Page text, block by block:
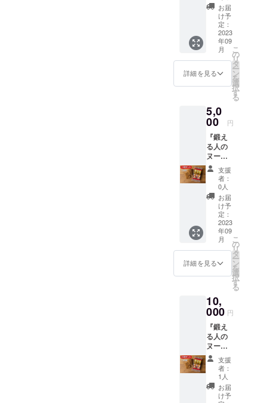
です！
生麺の
ような
食感・
美味し
さを是
非お試
しいた
だける
と嬉し
す。 保
存方
法：直
射日光
を避け
て常温
保存 賞
味期
限：
2025年
お届
け予
定：
2023
年09
月
詳細を見る
こ
の
リ
タ
ー
ン
を
選
択
す
る
5,0
00 円
『鍛え
る人の
ヌード
ル』10
食セッ
ト（5
袋）で
す！ 4
食セッ
トより
もお得
にお試
しいた
だけま
す。 是
非いろ
レンジ
でお楽
しみく
ださい
(^^) 保
存方
法：直
射日光
を避け
て常温
保存 賞
支援
者：
0人
お届
け予
定：
2023
年09
月
詳細を見る
こ
の
リ
タ
ー
ン
を
選
択
す
る
10,
000 円
『鍛え
る人の
ヌード
ル』20
食セッ
ト（10
袋）で
す！ 常
支援
者：
1人
お届
け予